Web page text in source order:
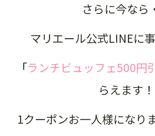
さらに今なら
マリエール公式LINEに
「ランチビュッフェ500円
らえます！
1クーポンお一人様になり